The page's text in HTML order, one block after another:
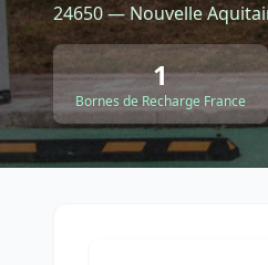
24650 — Nouvelle
1
Bornes de Recharge France